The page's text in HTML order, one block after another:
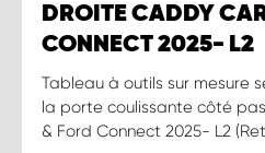
DROITE CADDY
CONNECT 2025- L2
Tableau à outils sur mesure
la porte coulissante côté
& Ford Connect 2025- L2